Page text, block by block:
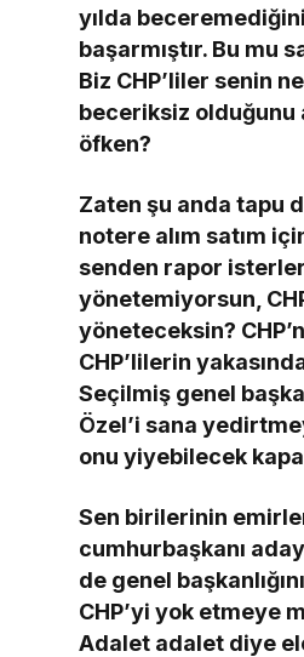
yılda
başarmıştır. Bu mu
Biz CHP’liler senin
beceriksiz olduğunu
öfken?
Zaten şu anda tapu
notere alım satım
senden rapor
yönetemiyorsun,
yöneteceksin?
CHP’lilerin
Seçilmiş genel
Özel’i sana
onu yiyebilecek
Sen birilerinin
cumhurbaşkanı
de genel
CHP’yi yok etmeye
Adalet adalet diye